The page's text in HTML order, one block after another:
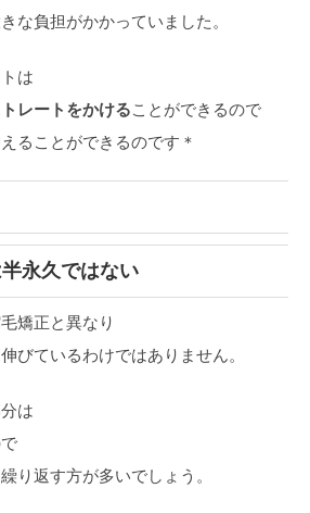
な負担がかかっていました。
は
レートをかけることができるので
ることができるのです＊
永久ではない
矯正と異なり
びているわけではありません。
は
り返す方が多いでしょう。